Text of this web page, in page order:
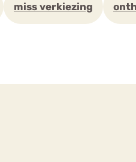
miss verkiezing